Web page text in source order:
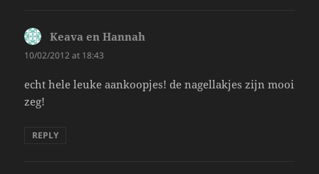
Keava en Hannah
10/02/2012 at 18:43
echt hele leuke aankoopjes! de nagellakjes zijn mooi
zeg!
REPLY